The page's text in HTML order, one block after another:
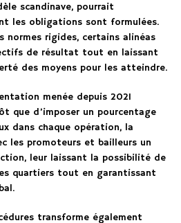
scandinave, pourrait
les obligations sont formulées.
normes rigides, certains alinéas
de résultat tout en laissant
des moyens pour les atteindre.
menée depuis 2021
que d’imposer un pourcentage
dans chaque opération, la
les promoteurs et bailleurs un
leur laissant la possibilité de
quartiers tout en garantissant
transforme également